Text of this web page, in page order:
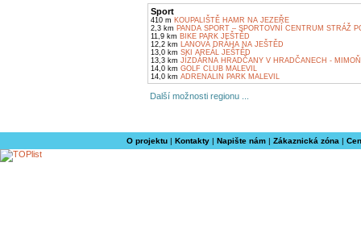
Sport
410 m KOUPALIŠTĚ HAMR NA JEZEŘE
2,3 km PANDA SPORT – SPORTOVNÍ CENTRUM STRÁŽ
11,9 km BIKE PARK JEŠTĚD
12,2 km LANOVÁ DRÁHA NA JEŠTĚD
13,0 km SKI AREÁL JEŠTĚD
13,3 km JÍZDÁRNA HRADČANY V HRADČANECH - MIMOŇ
14,0 km GOLF CLUB MALEVIL
14,0 km ADRENALIN PARK MALEVIL
Další možnosti regionu ...
O projektu| Kontakty| Napište nám| Zákaznická zóna |